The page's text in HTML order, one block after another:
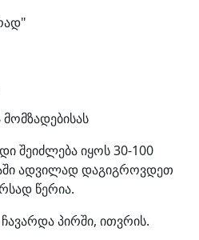
შეიძლება იყოს 30-100
ადვილად დაგიგროვდეთ
წერია.
პირში, ითვრის.